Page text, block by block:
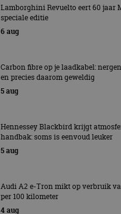
Lamborghini Revuelto eert 60 jaar
speciale editie
6 aug
Carbon fibre op je laadkabel:
en precies daarom geweldig
5 aug
Hennessey Blackbird krijgt
handbak: soms is eenvoud leuker
5 aug
Audi A2 e-Tron mikt op verbruik
per 100 kilometer
4 aug